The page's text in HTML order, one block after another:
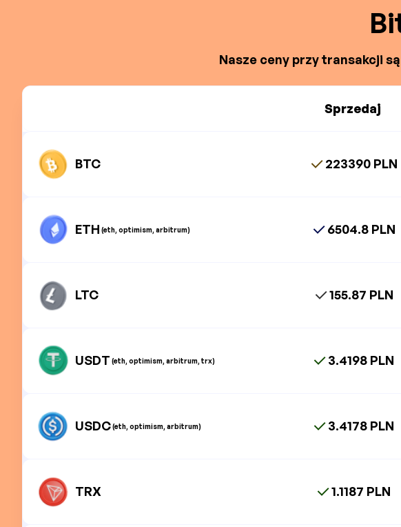
Nasze ceny przy transakcji
Sprzedaj
BTC 223390 PLN
ETH (eth, optimism, arbitrum) 6504.8 PLN
LTC 155.87 PLN
USDT (eth, optimism, arbitrum, trx) 3.4198 PLN
USDC(eth, optimism, arbitrum) 3.4178 PLN
TRX 1.1187 PLN